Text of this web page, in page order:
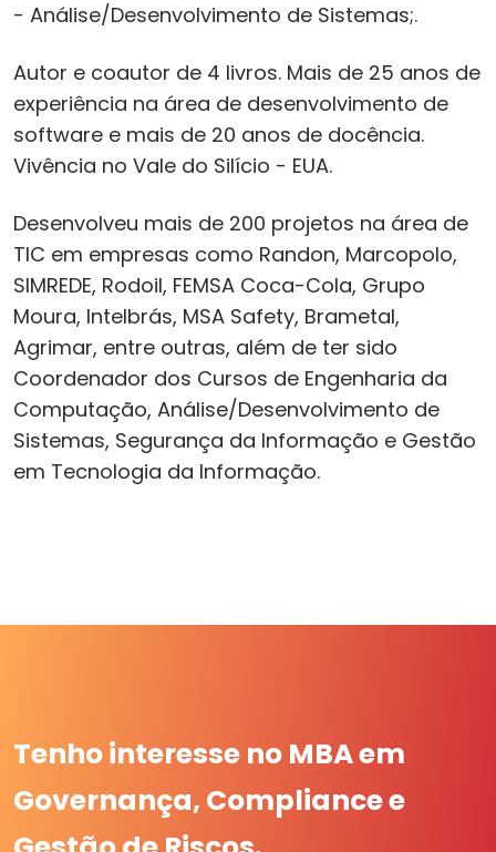
- Análise/Desenvolvimento de Sistemas;.
Autor e coautor de 4 livros. Mais de 25 anos de
experiência na área de desenvolvimento de
software e mais de 20 anos de docência.
Vivência no Vale do Silício - EUA.
Desenvolveu mais de 200 projetos na área de
TIC em empresas como Randon, Marcopolo,
SIMREDE, Rodoil, FEMSA Coca-Cola, Grupo
Moura, Intelbrás, MSA Safety, Brametal,
Agrimar, entre outras, além de ter sido
Coordenador dos Cursos de Engenharia da
Computação, Análise/Desenvolvimento de
Sistemas, Segurança da Informação e Gestão
em Tecnologia da Informação.
Tenho interesse no MBA em
Governança, Compliance e